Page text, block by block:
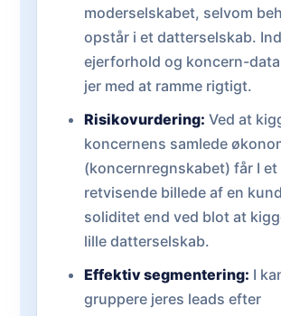
moderselskabet, selvom
opstår i et datterselskab.
ejerforhold og koncern-
jer med at ramme rigtigt.
Risikovurdering: Ved at
koncernens samlede
(koncernregnskabet) får I et
retvisende billede af en
soliditet end ved blot at
lille datterselskab.
Effektiv segmentering: I
gruppere jeres leads efter